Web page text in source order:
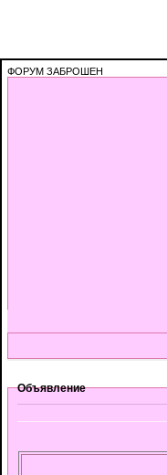
ФОРУМ ЗАБРОШЕН
Объявление